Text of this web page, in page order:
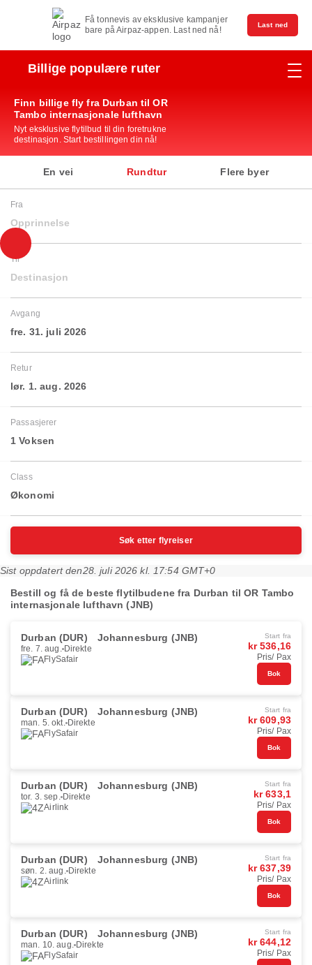
Få tonnevis av eksklusive kampanjer
bare på Airpaz-appen. Last ned nå!
Last ned
Billige populære ruter
Finn billige fly fra Durban til OR
Tambo internasjonale lufthavn
Nyt eksklusive flytilbud til din foretrukne
destinasjon. Start bestillingen din nå!
En vei Rundtur Flere byer
Fra
Opprinnelse
Til
Destinasjon
Avgang
fre. 31. juli 2026
Retur
lør. 1. aug. 2026
Passasjerer
1 Voksen
Class
Økonomi
Søk etter flyreiser
Sist oppdatert den28. juli 2026 kl. 17:54 GMT+0
Bestill og få de beste flytilbudene fra Durban til OR Tambo
internasjonale lufthavn (JNB)
Durban (DUR) Johannesburg (JNB)
fre. 7. aug. Direkte
FlySafair
Start fra
kr 536,16
Pris/ Pax
Bok
Durban (DUR) Johannesburg (JNB)
man. 5. okt. Direkte
FlySafair
Start fra
kr 609,93
Pris/ Pax
Bok
Durban (DUR) Johannesburg (JNB)
tor. 3. sep. Direkte
Airlink
Start fra
kr 633,1
Pris/ Pax
Bok
Durban (DUR) Johannesburg (JNB)
søn. 2. aug. Direkte
Airlink
Start fra
kr 637,39
Pris/ Pax
Bok
Durban (DUR) Johannesburg (JNB)
man. 10. aug. Direkte
FlySafair
Start fra
kr 644,12
Pris/ Pax